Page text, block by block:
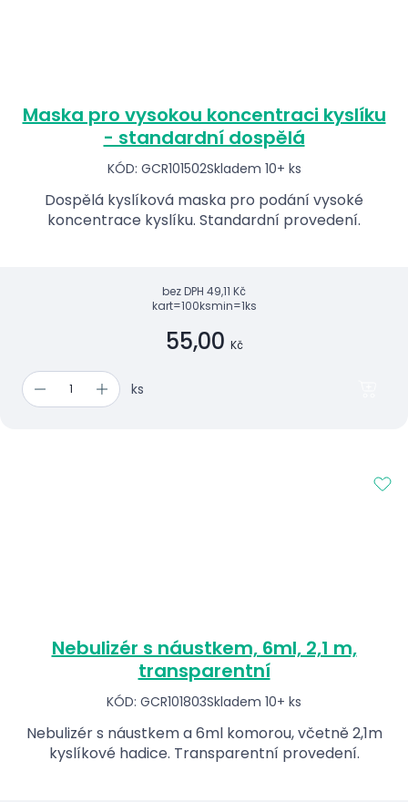
Maska pro vysokou koncentraci kyslíku
- standardní dospělá
KÓD: GCR101502Skladem 10+ ks
Dospělá kyslíková maska pro podání vysoké
koncentrace kyslíku. Standardní provedení.
bez DPH 49,11 Kč
kart=100ksmin=1ks
55,00 Kč
ks
Nebulizér s náustkem, 6ml, 2,1 m,
transparentní
KÓD: GCR101803Skladem 10+ ks
Nebulizér s náustkem a 6ml komorou, včetně 2,1m
kyslíkové hadice. Transparentní provedení.